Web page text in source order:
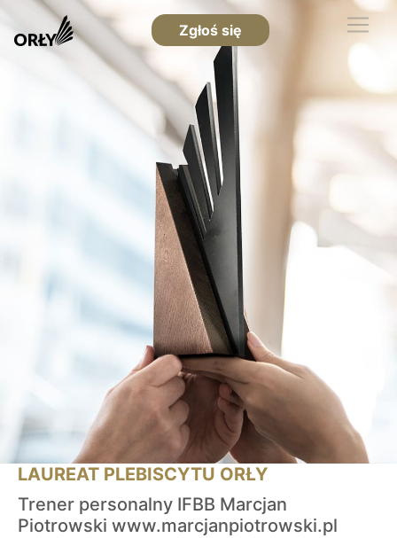
Zgłoś się
LAUREAT PLEBISCYTU ORŁY
Trener personalny IFBB Marcjan
Piotrowski www.marcjanpiotrowski.pl